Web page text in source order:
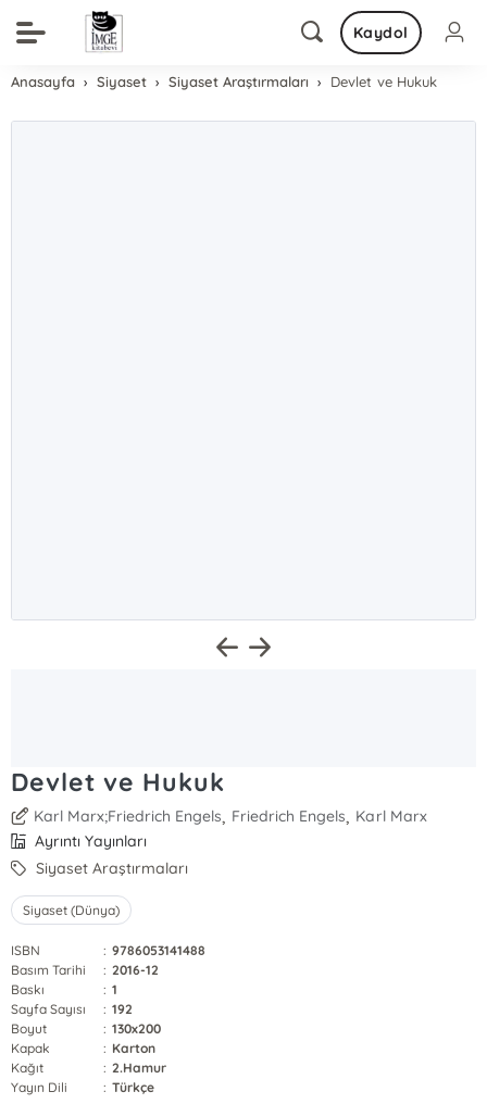
Kaydol
Anasayfa Siyaset Siyaset Araştırmaları Devlet ve Hukuk
Devlet ve Hukuk
Karl Marx;Friedrich Engels, Friedrich Engels, Karl Marx
Ayrıntı Yayınları
Siyaset Araştırmaları
Siyaset (Dünya)
ISBN : 9786053141488
Basım Tarihi
: 2016-12
Baskı
: 1
Sayfa Sayısı
: 192
Boyut
: 130x200
Kapak
: Karton
Kağıt
: 2.Hamur
Yayın Dili
: Türkçe